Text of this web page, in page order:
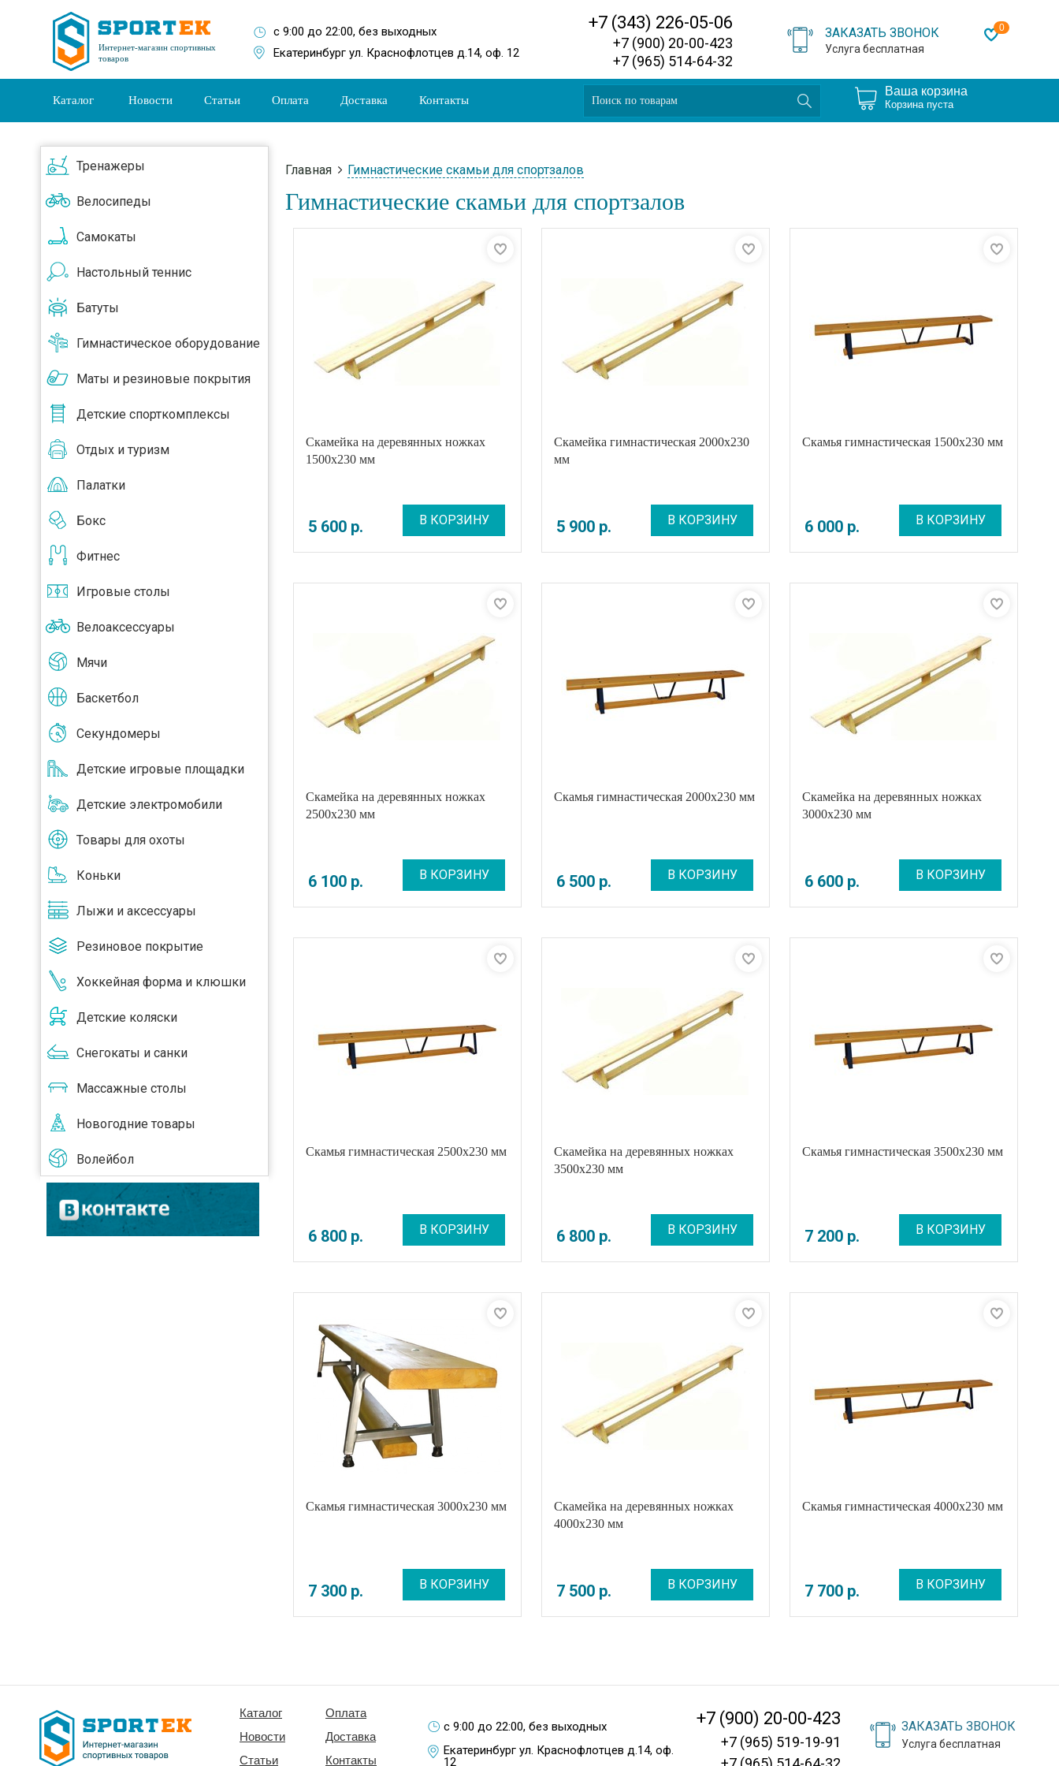
Интернет-магазин спортивных
товаров
с 9:00 до 22:00, без выходных
Екатеринбург ул. Краснофлотцев д.14, оф. 12
+7 (343) 226-05-06
+7 (900) 20-00-423
+7 (965) 514-64-32
ЗАКАЗАТЬ ЗВОНОК
Услуга бесплатная
0
Каталог Новости Статьи Оплата Доставка Контакты
Ваша корзина
Корзина пуста
Тренажеры
Велосипеды
Самокаты
Настольный теннис
Батуты
Гимнастическое оборудование
Маты и резиновые покрытия
Детские спорткомплексы
Отдых и туризм
Палатки
Бокс
Фитнес
Игровые столы
Велоаксессуары
Мячи
Баскетбол
Секундомеры
Детские игровые площадки
Детские электромобили
Товары для охоты
Коньки
Лыжи и аксессуары
Резиновое покрытие
Хоккейная форма и клюшки
Детские коляски
Снегокаты и санки
Массажные столы
Новогодние товары
Волейбол
Главная Гимнастические скамьи для спортзалов
Гимнастические скамьи для спортзалов
Скамейка на деревянных ножках
1500x230 мм
5 600 р. В КОРЗИНУ
Скамейка гимнастическая 2000x230
мм
5 900 р. В КОРЗИНУ
Скамья гимнастическая 1500х230 мм
6 000 р. В КОРЗИНУ
Скамейка на деревянных ножках
2500x230 мм
6 100 р. В КОРЗИНУ
Скамья гимнастическая 2000х230 мм
6 500 р. В КОРЗИНУ
Скамейка на деревянных ножках
3000x230 мм
6 600 р. В КОРЗИНУ
Скамья гимнастическая 2500х230 мм
6 800 р. В КОРЗИНУ
Скамейка на деревянных ножках
3500x230 мм
6 800 р. В КОРЗИНУ
Скамья гимнастическая 3500х230 мм
7 200 р. В КОРЗИНУ
Скамья гимнастическая 3000х230 мм
7 300 р. В КОРЗИНУ
Скамейка на деревянных ножках
4000x230 мм
7 500 р. В КОРЗИНУ
Скамья гимнастическая 4000х230 мм
7 700 р. В КОРЗИНУ
Каталог
Новости
Статьи
Оплата
Доставка
Контакты
с 9:00 до 22:00, без выходных
Екатеринбург ул. Краснофлотцев д.14, оф.
12
+7 (900) 20-00-423
+7 (965) 519-19-91
ЗАКАЗАТЬ ЗВОНОК
Услуга бесплатная